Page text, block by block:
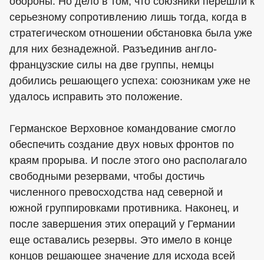
серьезному сопротивлению лишь тогда, когда в
стратегическом отношении обстановка была уже
для них безнадежной. Разъединив англо-
французские силы на две группы, немцы
добились решающего успеха: союзникам уже не
удалось исправить это положение.
Германское Верховное командование смогло
обеспечить создание двух новых фронтов по
краям прорыва. И после этого оно располагало
свободными резервами, чтобы достичь
численного превосходства над северной и
южной группировками противника. Наконец, и
после завершения этих операций у Германии
еще оставались резервы. Это имело в конце
концов решающее значение для исхода всей